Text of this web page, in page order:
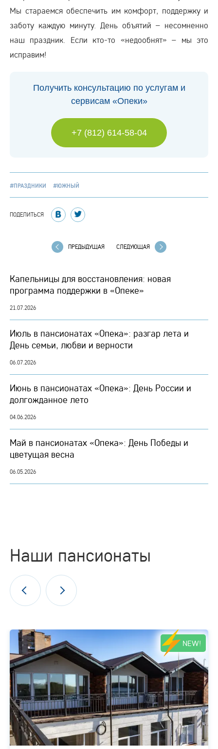
Мы стараемся обеспечить им комфорт, поддержку и
заботу каждую минуту. День объятий – несомненно
наш праздник. Если кто-то «недообнят» – мы это
исправим!
Получить консультацию по услугам и
сервисам «Опеки»
+7 (812) 614-58-04
#ПРАЗДНИКИ #ЮЖНЫЙ
ПОДЕЛИТЬСЯ
ПРЕДЫДУЩАЯ СЛЕДУЮЩАЯ
Капельницы для восстановления: новая
программа поддержки в «Опеке»
21.07.2026
Июль в пансионатах «Опека»: разгар лета и
День семьи, любви и верности
06.07.2026
Июнь в пансионатах «Опека»: День России и
долгожданное лето
04.06.2026
Май в пансионатах «Опека»: День Победы и
цветущая весна
06.05.2026
Наши пансионаты
NEW!